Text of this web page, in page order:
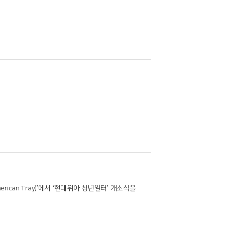
Tray)’에서 ‘현대위아 청년일터’ 개소식을